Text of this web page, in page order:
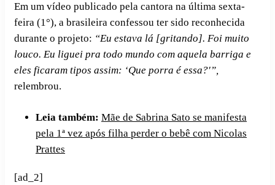
Em um vídeo publicado pela cantora na última sexta-
feira (1°), a brasileira confessou ter sido reconhecida
durante o projeto: “Eu estava lá [gritando]. Foi muito
louco. Eu liguei pra todo mundo com aquela barriga e
eles ficaram tipos assim: ‘Que porra é essa?'”,
relembrou.
Leia também: Mãe de Sabrina Sato se manifesta
pela 1ª vez após filha perder o bebê com Nicolas
Prattes
[ad_2]